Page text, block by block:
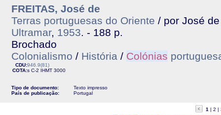
FREITAS, José de
Terras portuguesas do Oriente / por José
Ultramar, 1953. - 188 p.
Brochado
Colonialismo / História / Colónias
CDU:946.9(81)
COTA:s C-2 IHMT 3000
Tipo de documento:
Texto impresso
País de publicação:
Portugal
1 2